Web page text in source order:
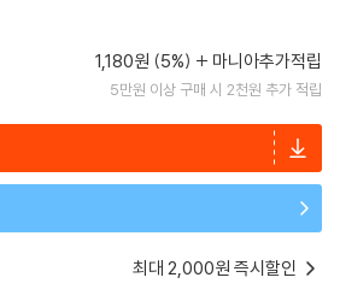
1,180원 (5%) 마니아추가적립
5만원 이상 구매 시 2천원 추가 적립
최대 2,000원 즉시할인